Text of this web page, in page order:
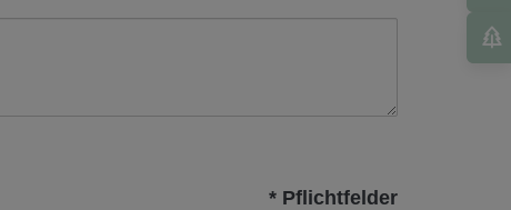
* Pflichtfelder